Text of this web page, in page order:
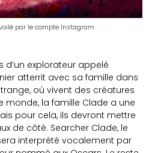
par le compte Instagram
d’un explorateur appelé
atterrit avec sa famille dans
où vivent des créatures
monde, la famille Clade a une
pour cela, ils devront mettre
de côté. Searcher Clade, le
interprété vocalement par